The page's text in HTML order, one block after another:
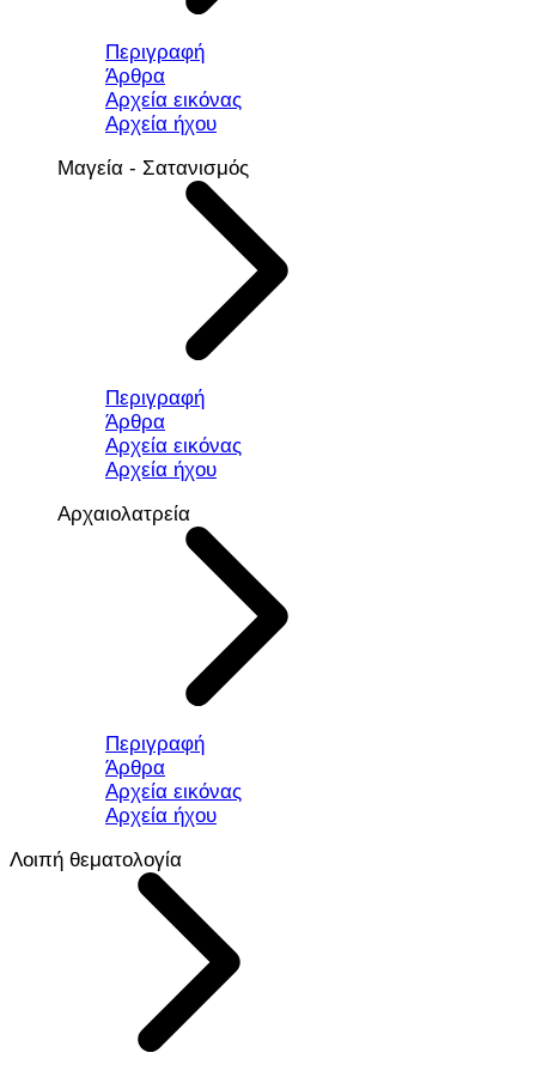
Περιγραφή
Άρθρα
Αρχεία εικόνας
Αρχεία ήχου
Μαγεία - Σατανισμός
Περιγραφή
Άρθρα
Αρχεία εικόνας
Αρχεία ήχου
Αρχαιολατρεία
Περιγραφή
Άρθρα
Αρχεία εικόνας
Αρχεία ήχου
Λοιπή θεματολογία